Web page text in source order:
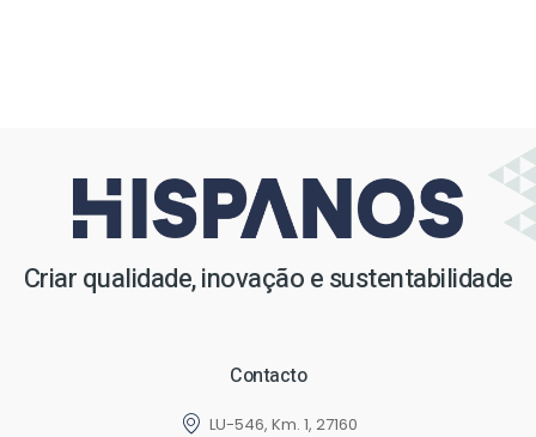
Criar qualidade, inovação e sustentabilidade
Contacto
LU-546, Km. 1, 27160